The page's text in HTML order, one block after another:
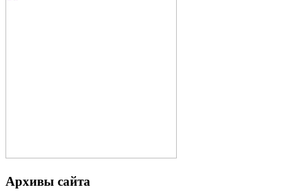
Архивы сайта